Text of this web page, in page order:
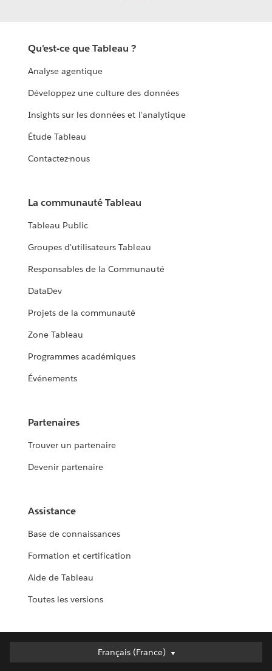
Qu'est-ce que Tableau ?
Analyse agentique
Développez une culture des données
Insights sur les données et l'analytique
Étude Tableau
Contactez-nous
La communauté Tableau
Tableau Public
Groupes d'utilisateurs Tableau
Responsables de la Communauté
DataDev
Projets de la communauté
Zone Tableau
Programmes académiques
Événements
Partenaires
Trouver un partenaire
Devenir partenaire
Assistance
Base de connaissances
Formation et certification
Aide de Tableau
Toutes les versions
Français (France)
Français (France)